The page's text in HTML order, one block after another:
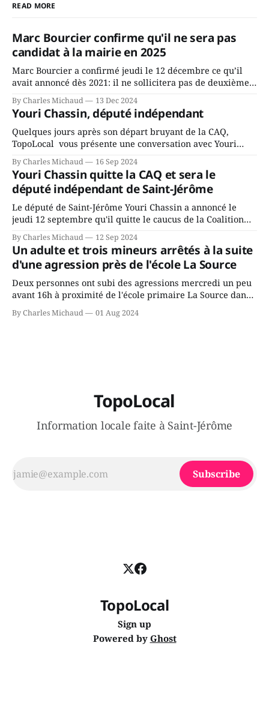
READ MORE
Marc Bourcier confirme qu'il ne sera pas
candidat à la mairie en 2025
Marc Bourcier a confirmé jeudi le 12 décembre ce qu’il
avait annoncé dès 2021: il ne sollicitera pas de deuxième
mandat à titre de maire de Saint-Jérôme. Bourcier en a
fait l’annonce en s’adressant aux employés de la ville,
rassemblés en soirée pour leur traditionnel souper
By Charles Michaud 13 Dec 2024
Youri Chassin, député indépendant
Quelques jours après son départ bruyant de la CAQ,
TopoLocal vous présente une conversation avec Youri
Chassin. Nous avons causé de sa décision. Y songeait-il
depuis longtemps? Sera-t-il candidat indépendant dans 2
ans? Joindrait-il un autre parti, par exemple les
conservateurs d’Éric Duhaime? Que lui
By Charles Michaud 16 Sep 2024
Youri Chassin quitte la CAQ et sera le
député indépendant de Saint-Jérôme
Le député de Saint-Jérôme Youri Chassin a annoncé le
jeudi 12 septembre qu'il quitte le caucus de la Coalition
Avenir Québec de François Legault parce qu'il est déçu du
gouvernement de la CAQ, surtout de son incapacité, qu'il
juge chronique, à offrir des
By Charles Michaud 12 Sep 2024
Un adulte et trois mineurs arrêtés à la suite
d'une agression près de l'école La Source
Deux personnes ont subi des agressions mercredi un peu
avant 16h à proximité de l'école primaire La Source dans
le secteur Bellefeuille de Saint-Jérôme. L'une de deux
victimes aurait été écrasée sous un véhicule et aspergée
By Charles Michaud 01 Aug 2024
TopoLocal
Information locale faite à Saint-Jérôme
Subscribe
TopoLocal
Sign up
Powered by Ghost